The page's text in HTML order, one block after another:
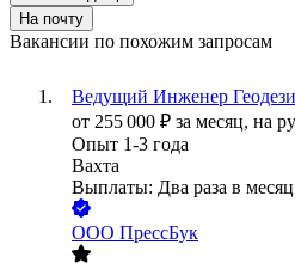
На почту
Вакансии по похожим запросам
Ведущий Инженер
от 255 000 ₽ за месяц, на
Опыт 1-3 года
Вахта
Выплаты: Два раза в месяц
ООО ПрессБук